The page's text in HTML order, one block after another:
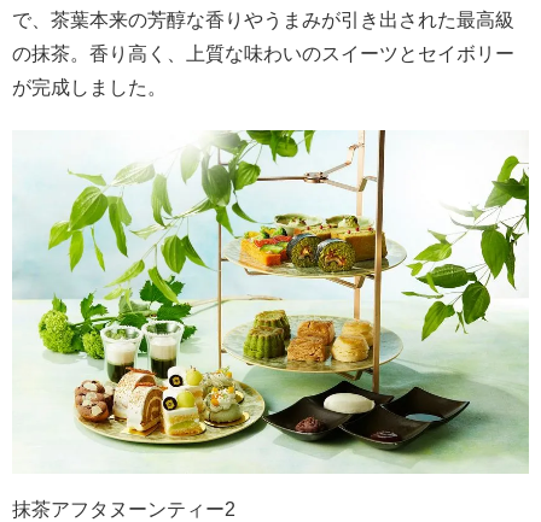
で、茶葉本来の芳醇な香りやうまみが引き出された最高級
の抹茶。香り高く、上質な味わいのスイーツとセイボリー
が完成しました。
抹茶アフタヌーンティー2